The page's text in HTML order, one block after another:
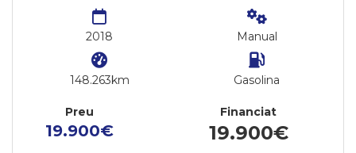
2018
148.263km
Manual
Gasolina
Preu
19.900€
Financiat
19.900€